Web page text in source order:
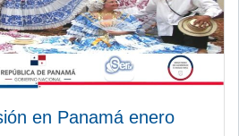
en Panamá enero